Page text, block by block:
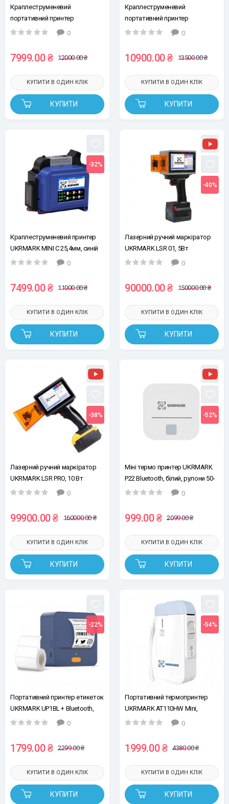
Краплеструменевий
портативний принтер
UKRMARK Y-01, 12,7мм,
без кейсу, без сенсора для
автоматичного друку на
конвеєрі)
0
7999.00 ₴ 12000.00 ₴
КУПИТИ
КУПИТИ В ОДИН КЛІК
Краплеструменевий
портативний принтер
UKRMARK Y-25, 25.4мм (без
сенсора для автоматичного
друку на конвеєрі)
0
10900.00 ₴ 13500.00 ₴
КУПИТИ
КУПИТИ В ОДИН КЛІК
-32%
Краплеструменевий принтер
UKRMARK MINI C 25,4мм, синій
0
7499.00 ₴ 11000.00 ₴
КУПИТИ
КУПИТИ В ОДИН КЛІК
-40%
Лазерний ручний маркіратор
UKRMARK LSR 01, 5Вт
0
90000.00 ₴ 150000.00 ₴
КУПИТИ
КУПИТИ В ОДИН КЛІК
-38%
Лазерний ручний маркіратор
UKRMARK LSR PRO, 10 Вт
0
99900.00 ₴ 160000.00 ₴
КУПИТИ
КУПИТИ В ОДИН КЛІК
-52%
Міні термо принтер UKRMARK
P22 Bluetooth, білий, рулони 50-
57 мм, друк на термопапері та
0
999.00 ₴ 2099.00 ₴
КУПИТИ
КУПИТИ В ОДИН КЛІК
-22%
Портативний принтер етикеток
UKRMARK UP1BL + Bluetooth,
синій, рулони 20 - 58 мм, друкує
етикетках.
0
1799.00 ₴ 2299.00 ₴
КУПИТИ
КУПИТИ В ОДИН КЛІК
-54%
Портативний термопринтер
UKRMARK AT110HW Mini,
USB/Bluetooth, для рулонів 12-
полімерних етикетках,
браслетах
0
1999.00 ₴ 4380.00 ₴
КУПИТИ
КУПИТИ В ОДИН КЛІК